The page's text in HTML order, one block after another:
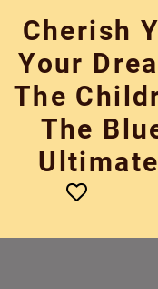
content
Cherish
Your
The
The